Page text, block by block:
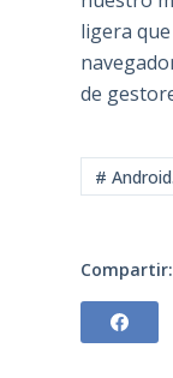
ligera
de
# Android.
Compartir: